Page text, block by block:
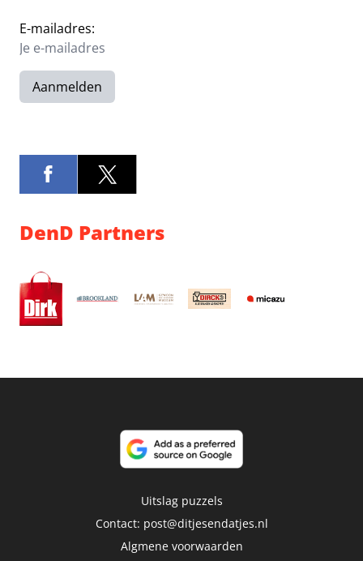
E-mailadres:
Aanmelden
DenD Partners
Uitslag puzzels
Contact: post@ditjesendatjes.nl
Algmene voorwaarden